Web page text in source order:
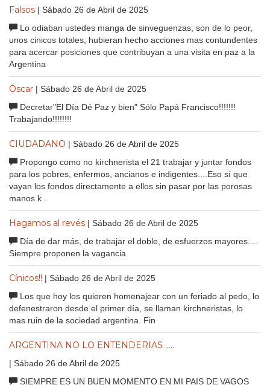
Falsos | Sábado 26 de Abril de 2025
Lo odiaban ustedes manga de sinveguenzas, son de lo peor,
unos cinicos totales, hubieran hecho acciones mas contundentes
para acercar posiciones que contribuyan a una visita en paz a la
Argentina
Oscar | Sábado 26 de Abril de 2025
Decretar"El Día Dé Paz y bien" Sólo Papá Francisco!!!!!!!
Trabajando!!!!!!!!
CIUDADANO | Sábado 26 de Abril de 2025
Propongo como no kirchnerista el 21 trabajar y juntar fondos
para los pobres, enfermos, ancianos e indigentes....Eso sí que
vayan los fondos directamente a ellos sin pasar por las porosas
manos k .
Hagamos al revés | Sábado 26 de Abril de 2025
Día de dar más, de trabajar el doble, de esfuerzos mayores....
Siempre proponen la vagancia
Cínicos!! | Sábado 26 de Abril de 2025
Los que hoy los quieren homenajear con un feriado al pedo, lo
defenestraron desde el primer día, se llaman kirchneristas, lo
mas ruin de la sociedad argentina. Fin
ARGENTINA NO LO ENTENDERIAS .....
| Sábado 26 de Abril de 2025
SIEMPRE ES UN BUEN MOMENTO EN MI PAIS DE VAGOS